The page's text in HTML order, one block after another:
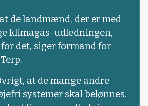
de landmænd, der er med
klimagas-udledningen,
det, siger formand for
at de mange andre
systemer skal belønnes.